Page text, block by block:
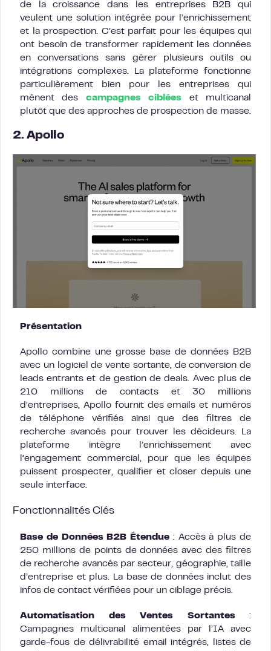
de la croissance dans les entreprises B2B qui
veulent une solution intégrée pour l’enrichissement
et la prospection. C’est parfait pour les équipes qui
ont besoin de transformer rapidement les données
en conversations sans gérer plusieurs outils ou
intégrations complexes. La plateforme fonctionne
particulièrement bien pour les entreprises qui
mènent des campagnes ciblées et multicanal
plutôt que des approches de prospection de masse.
2. Apollo
Présentation
Apollo combine une grosse base de données B2B
avec un logiciel de vente sortante, de conversion de
leads entrants et de gestion de deals. Avec plus de
210 millions de contacts et 30 millions
d’entreprises, Apollo fournit des emails et numéros
de téléphone vérifiés ainsi que des filtres de
recherche avancés pour trouver les décideurs. La
plateforme intègre l’enrichissement avec
l’engagement commercial, pour que les équipes
puissent prospecter, qualifier et closer depuis une
seule interface.
Fonctionnalités Clés
Base de Données B2B Étendue : Accès à plus de
250 millions de points de données avec des filtres
de recherche avancés par secteur, géographie, taille
d’entreprise et plus. La base de données inclut des
infos de contact vérifiées pour un ciblage précis.
Automatisation des Ventes Sortantes:
Campagnes multicanal alimentées par l’IA avec
garde-fous de délivrabilité email intégrés, listes de